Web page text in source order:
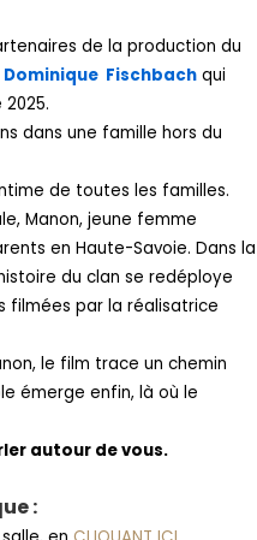
de la production du
Dominique Fischbach qui
dans une famille hors du
de toutes les familles.
Manon, jeune femme
en Haute-Savoie. Dans la
du clan se redéploye
filmées par la réalisatrice
le film trace un chemin
émerge enfin, là où le
autour de vous.
: